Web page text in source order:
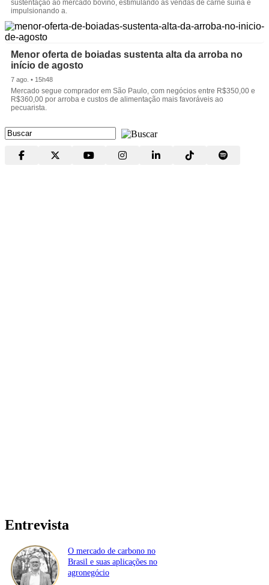
sustentação ao mercado bovino, estimulando as vendas de carne suína e
impulsionando a.
Menor oferta de boiadas sustenta alta da arroba no
início de agosto
7 ago. • 15h48
Mercado segue comprador em São Paulo, com negócios entre R$350,00 e
R$360,00 por arroba e custos de alimentação mais favoráveis ao
pecuarista.
Entrevista
O mercado de carbono no
Brasil e suas aplicações no
agronegócio